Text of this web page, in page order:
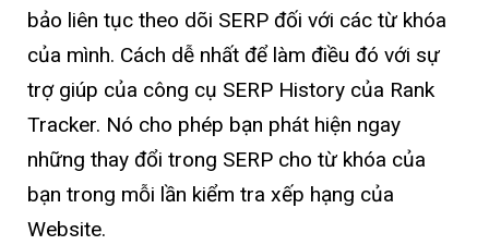
bảo liên tục theo dõi SERP đối với các từ khóa
của mình. Cách dễ nhất để làm điều đó với sự
trợ giúp của công cụ SERP History của Rank
Tracker. Nó cho phép bạn phát hiện ngay
những thay đổi trong SERP cho từ khóa của
bạn trong mỗi lần kiểm tra xếp hạng của
Website.